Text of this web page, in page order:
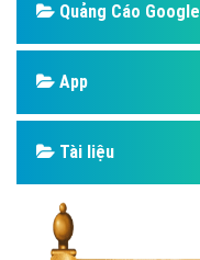
Quảng Cáo Google
App
Tài liệu